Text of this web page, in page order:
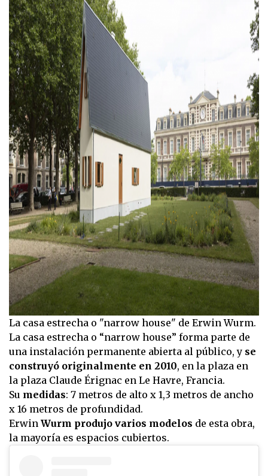
La casa estrecha o "narrow house" de Erwin Wurm.
La casa estrecha o “narrow house” forma parte de
una instalación permanente abierta al público, y se
construyó originalmente en 2010, en la plaza en
la plaza Claude Érignac en Le Havre, Francia.
Su medidas: 7 metros de alto x 1,3 metros de ancho
x 16 metros de profundidad.
Erwin Wurm produjo varios modelos de esta obra,
la mayoría es espacios cubiertos.